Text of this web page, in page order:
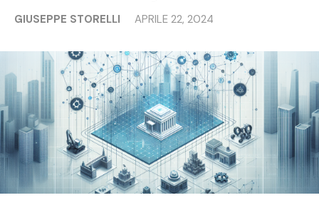
GIUSEPPE STORELLI APRILE 22, 2024